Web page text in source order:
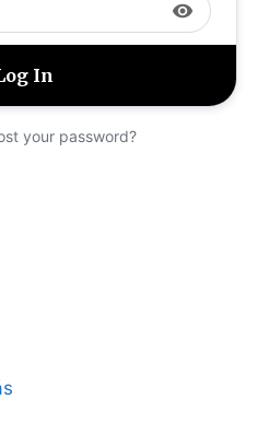
visibility
your password?